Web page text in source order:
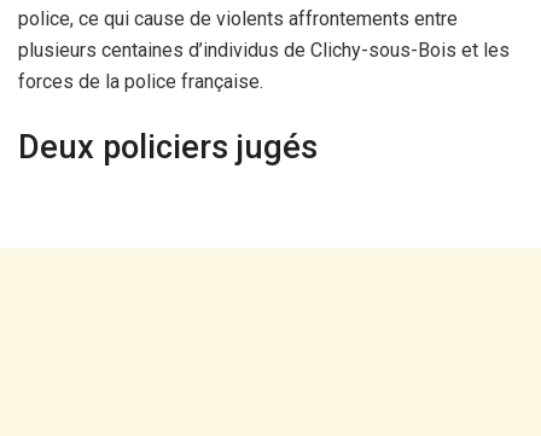
police, ce qui cause de violents affrontements entre
plusieurs centaines d’individus de Clichy-sous-Bois et les
forces de la police française.
Deux policiers jugés